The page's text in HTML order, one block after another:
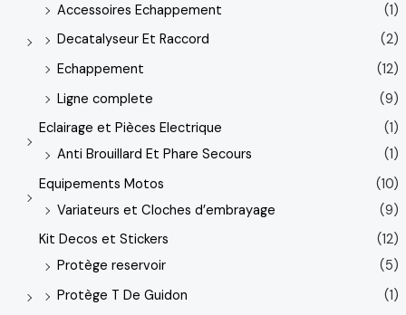
Accessoires Echappement
(1)
Decatalyseur Et Raccord
(2)
Echappement
(12)
Ligne complete
(9)
Eclairage et Pièces Electrique
(1)
Anti Brouillard Et Phare Secours
(1)
Equipements Motos
(10)
Variateurs et Cloches d’embrayage
(9)
Kit Decos et Stickers
(12)
Protège reservoir
(5)
Protège T De Guidon
(1)